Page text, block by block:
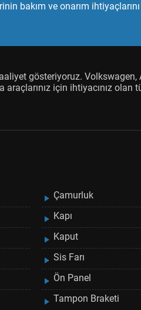
bakım ve onarım
performansını ve
detayını düşünüyor, kaliteli
ve aracınız için en doğru
gösteriyoruz.
araçlarınız için ihtiyacınız
Çamurluk
Kapı
Kaput
Sis Farı
Ön Panel
Tampon Braketi